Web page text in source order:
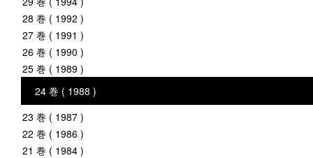
28 巻 ( 1992 )
27 巻 ( 1991 )
26 巻 ( 1990 )
25 巻 ( 1989 )
24 巻 ( 1988 )
23 巻 ( 1987 )
22 巻 ( 1986 )
21 巻 ( 1984 )